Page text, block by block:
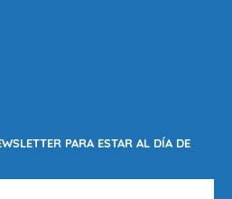
PARA ESTAR AL DÍA DE